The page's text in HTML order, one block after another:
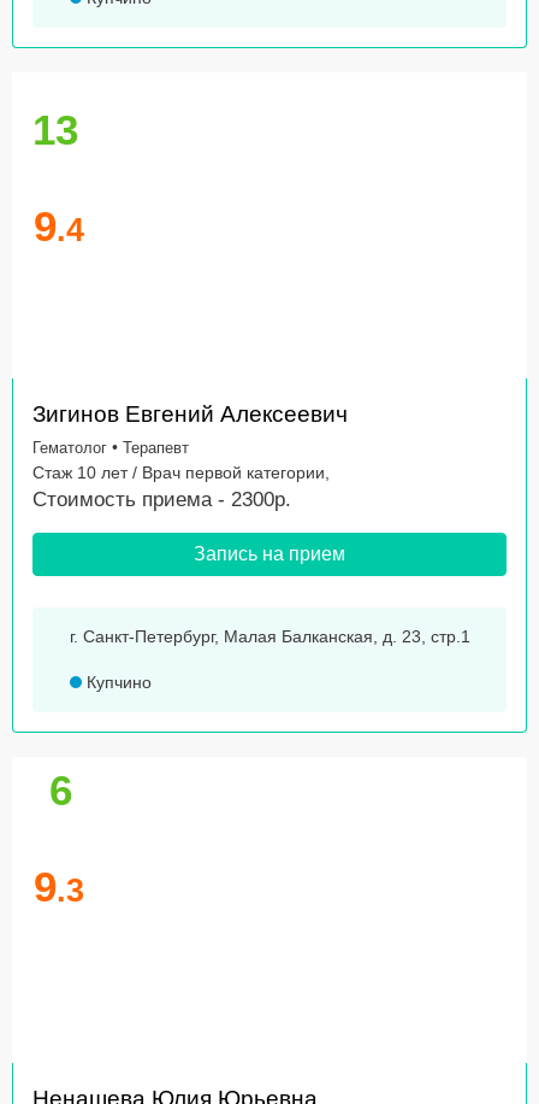
13
9.4
Зигинов Евгений Алексеевич
Гематолог • Терапевт
Стаж 10 лет / Врач первой категории,
Стоимость приема - 2300р.
Запись на прием
г. Санкт-Петербург, Малая Балканская, д. 23, стр.1
Купчино
6
9.3
Ненашева Юлия Юрьевна